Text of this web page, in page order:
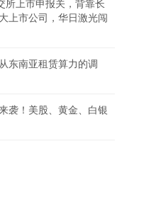
所上市申报关，背靠长
上市公司，华日激光闯
东南亚租赁算力的调
袭！美股、黄金、白银